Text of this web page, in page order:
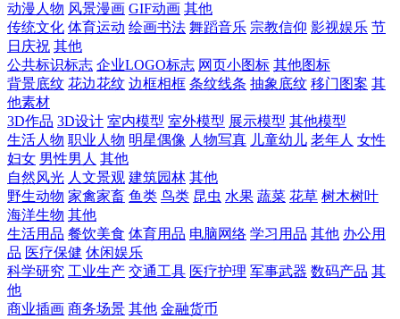
动漫人物 风景漫画 GIF动画 其他
传统文化 体育运动 绘画书法 舞蹈音乐 宗教信仰 影视娱乐 节
日庆祝 其他
公共标识标志 企业LOGO标志 网页小图标 其他图标
背景底纹 花边花纹 边框相框 条纹线条 抽象底纹 移门图案 其
他素材
3D作品 3D设计 室内模型 室外模型 展示模型 其他模型
生活人物 职业人物 明星偶像 人物写真 儿童幼儿 老年人 女性
妇女 男性男人 其他
自然风光 人文景观 建筑园林 其他
野生动物 家禽家畜 鱼类 鸟类 昆虫 水果 蔬菜 花草 树木树叶
海洋生物 其他
生活用品 餐饮美食 体育用品 电脑网络 学习用品 其他 办公用
品 医疗保健 休闲娱乐
科学研究 工业生产 交通工具 医疗护理 军事武器 数码产品 其
他
商业插画 商务场景 其他 金融货币